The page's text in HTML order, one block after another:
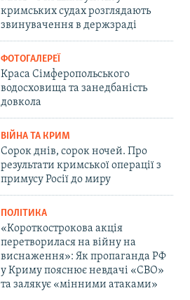
кримських судах розглядають
звинувачення в держзраді
ФОТОГАЛЕРЕЇ
Краса Сімферопольського
водосховища та занедбаність
довкола
ВІЙНА ТА КРИМ
Сорок днів, сорок ночей. Про
результати кримської операції з
примусу Росії до миру
ПОЛІТИКА
«Короткострокова акція
перетворилася на війну на
виснаження»: Як пропаганда РФ
у Криму пояснює невдачі «СВО»
та залякує «мінними атаками»